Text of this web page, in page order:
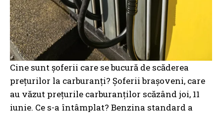
Cine sunt șoferii care se bucură de scăderea
prețurilor la carburanți? Șoferii brașoveni, care
au văzut prețurile carburanților scăzând joi, 11
iunie. Ce s-a întâmplat? Benzina standard a